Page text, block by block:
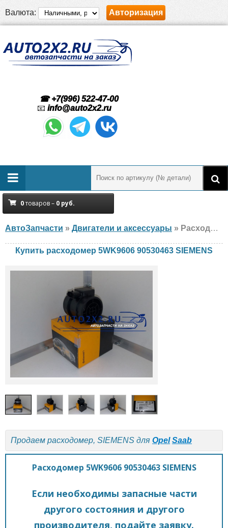
Валюта: Авторизация
☎ +7(996) 522-47-00
📧 info@auto2x2.ru
0товаров – 0 руб.
АвтоЗапчасти » Двигатели и аксессуары » Расходомер SIEMENS 5WK9606 90530463 Opel, Saab,
Купить расходомер 5WK9606 90530463 SIEMENS
Продаем расходомер, SIEMENS для Opel Saab
Расходомер 5WK9606 90530463 SIEMENS
Если необходимы запасные части
другого состояния и другого
производителя, подайте заявку.